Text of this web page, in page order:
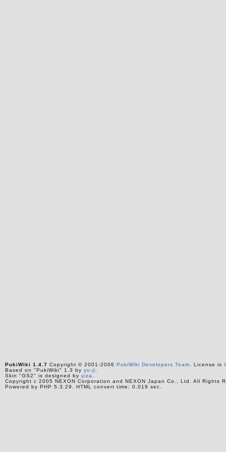
PukiWiki 1.4.7 Copyright © 2001-2006 PukiWiki Developers Team . License is
Based on "PukiWiki" 1.3 by yu-ji
Skin "GS2" is designed by yiza
Copyright c 2005 NEXON Corporation and NEXON Japan Co., Ltd. All Rights
Powered by PHP 5.3.29. HTML convert time: 0.019 sec.